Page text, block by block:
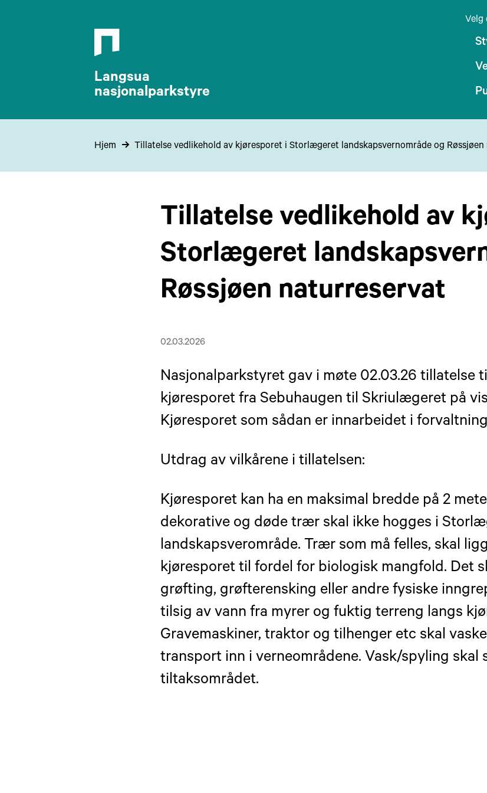
Velg
Langsua
nasjonalparkstyre
Hjem Tillatelse vedlikehold av kjøresporet i Storlægeret landskapsvernområde og
Tillatelse vedlikehold av
Storlægeret
Røssjøen naturreservat
02.03.2026
Nasjonalparkstyret gav i møte 02.03.26 tillatelse
kjøresporet fra Sebuhaugen til Skriulægeret på
Kjøresporet som sådan er innarbeidet i
Utdrag av vilkårene i tillatelsen:
Kjøresporet kan ha en maksimal bredde på 2
dekorative og døde trær skal ikke hogges i
landskapsverområde. Trær som må felles, skal
kjøresporet til fordel for biologisk mangfold. Det
grøfting, grøfterensking eller andre fysiske
tilsig av vann fra myrer og fuktig terreng langs
Gravemaskiner, traktor og tilhenger etc skal
transport inn i verneområdene. Vask/spyling skal
tiltaksområdet.